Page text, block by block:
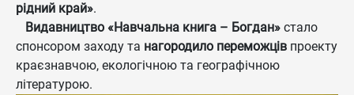
рідний край».
Видавництво «Навчальна книга – Богдан» стало
спонсором заходу та нагородило переможців проекту
краєзнавчою, екологічною та географічною
літературою.